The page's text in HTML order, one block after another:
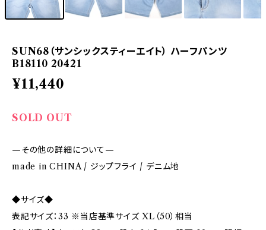
SUN68（サンシックスティーエイト） ハーフパンツ
B18110 20421
¥11,440
SOLD OUT
—その他の詳細について—
made in CHINA / ジップフライ / デニム地
◆サイズ◆
表記サイズ：33 ※当店基準サイズ XL（50）相当